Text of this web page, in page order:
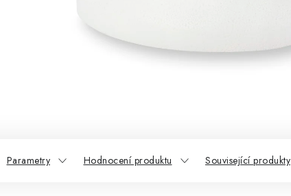
Parametry Hodnocení produktu Související produkty